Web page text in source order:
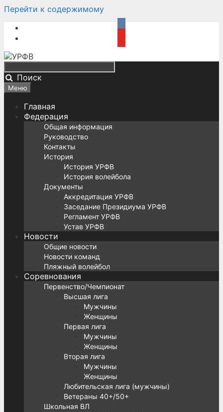
Перейти к содержимому
Поиск
Меню
Главная
Федерация
Общая информация
Руководство
Контакты
История
История УРФВ
История волейбола
Документы
Аккредитация УРФВ
Заседание Президиума УРФВ
Регламент УРФВ
Устав УРФВ
Новости
Общие новости
Новости команд
Пляжный волейбол
Соревнования
Первенство/Чемпионат
Высшая лига
Мужчины
Женщины
Первая лига
Мужчины
Женщины
Вторая лига
Мужчины
Женщины
Любительская лига (мужчины)
Ветераны 40+/50+
Школьная ВЛ